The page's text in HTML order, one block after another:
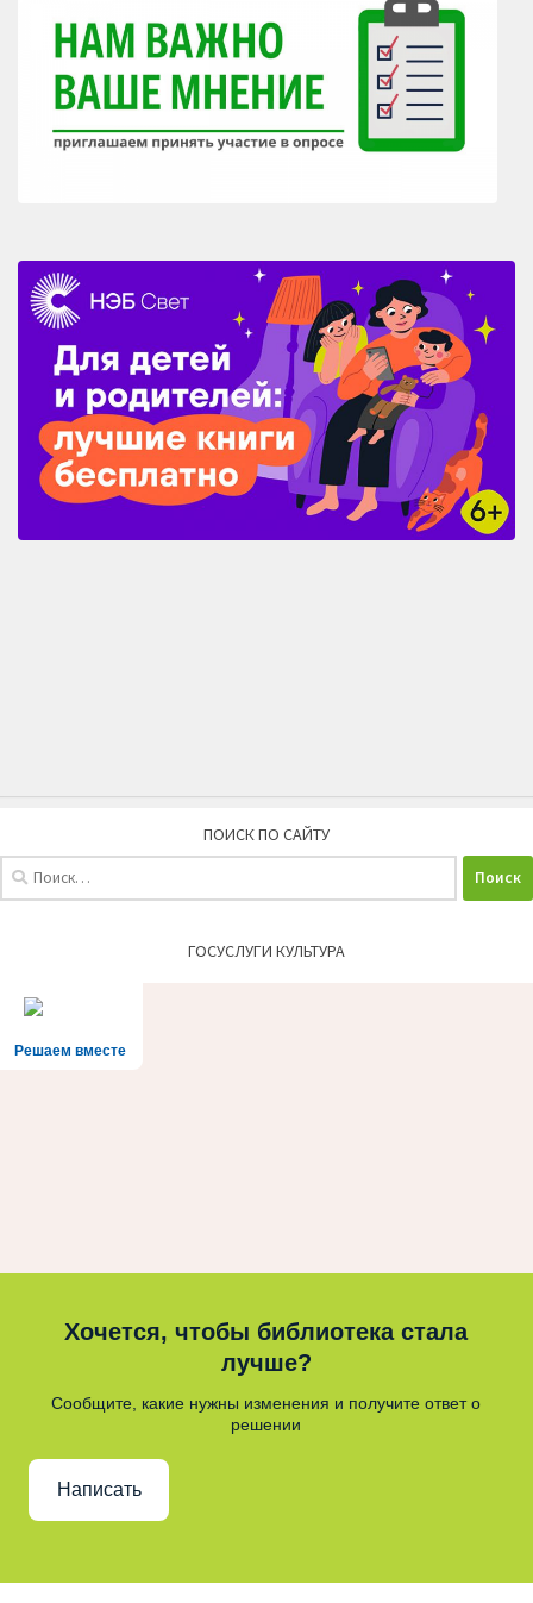
ПОИСК ПО САЙТУ
ГОСУСЛУГИ КУЛЬТУРА
Решаем вместе
Хочется, чтобы библиотека стала
лучше?
Сообщите, какие нужны изменения и получите ответ о
решении
Написать